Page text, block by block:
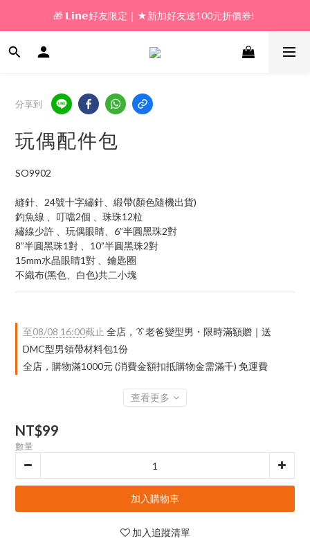
🎁 新好友購物金｜★加入新會員領券送100元!
🎁 𝗟𝗶𝗻𝗲好友限定｜★新加好友送100元折價券!
🎁 新好友購物金｜★加入新會員領券送100元!
分享到
玩偶配件包
SO9902
縫針、24號十字繡針、緞帶(顏色隨機出貨)
釣魚線 、叮噹2個 、珠珠12粒
繡線少許 、玩偶眼睛、6”半圓黑珠2對
8”半圓黑珠1對 、10”半圓黑珠2對
15mm水晶眼睛1對 、鑰匙圈
不織布(黑色、白色)共二小塊
至08/08 16:00截止 全店，👔老爸變型男・限時滿額贈｜送
DMC型男領帶材料包1份
全店，購物滿1000元 (消費金額扣抵購物金需滿千) 免運費
查看更多
NT$99
數量
加入購物車
加入追蹤清單